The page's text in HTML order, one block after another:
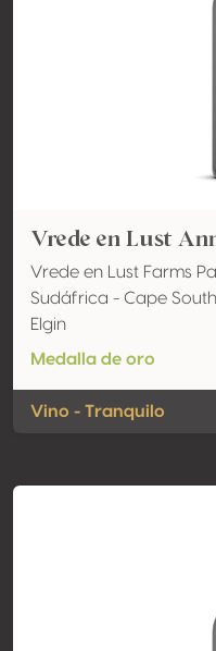
Vrede en Lust
Vrede en Lust Farms
Sudáfrica - Cape
Elgin
Medalla de oro
Vino - Tranquilo